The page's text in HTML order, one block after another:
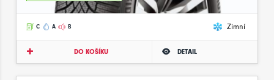
C A B Zimní
DO KOŠÍKU DETAIL